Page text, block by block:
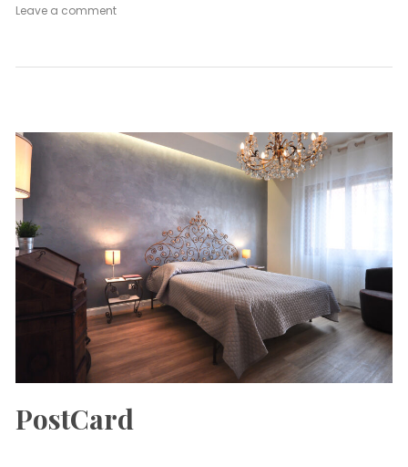
Leave a commenton
PostCard